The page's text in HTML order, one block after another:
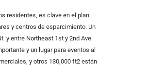
residentes, es clave en el plan
y centros de esparcimiento. Un
y entre Northeast 1st y 2nd Ave.
y un lugar para eventos al
y otros 130,000 ft2 están